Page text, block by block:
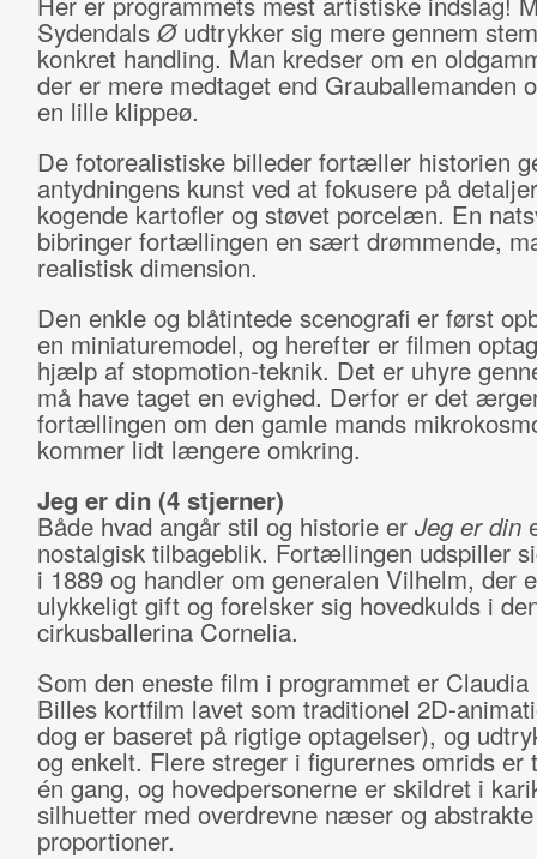
SydendalsØ udtrykker sig mere gennem
konkret handling. Man kredser om en
der er mere medtaget end Grauballemanden
en lille klippeø.
De fotorealistiske billeder fortæller historien
antydningens kunst ved at fokusere på
kogende kartofler og støvet porcelæn. En
bibringer fortællingen en sært drømmende,
realistisk dimension.
Den enkle og blåtintede scenografi er først
en miniaturemodel, og herefter er filmen
hjælp af stopmotion-teknik. Det er uhyre
må have taget en evighed. Derfor er det
fortællingen om den gamle mands
kommer lidt længere omkring.
Jeg er din (4 stjerner)
Både hvad angår stil og historie er Jeg er din
nostalgisk tilbageblik. Fortællingen udspiller
i 1889 og handler om generalen Vilhelm, der
ulykkeligt gift og forelsker sig hovedkulds i
cirkusballerina Cornelia.
Som den eneste film i programmet er
Billes kortfilm lavet som traditionel 2D-
dog er baseret på rigtige optagelser), og
og enkelt. Flere streger i figurernes omrids er
én gang, og hovedpersonerne er skildret i
silhuetter med overdrevne næser og abstrakte
proportioner.